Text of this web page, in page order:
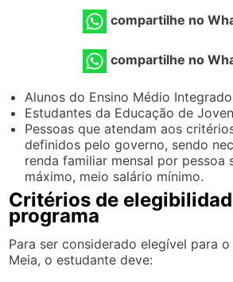
compartilhe no
compartilhe no
Alunos do Ensino Médio
Estudantes da Educação de
Pessoas que atendam aos
definidos pelo governo, sendo
renda familiar mensal por pessoa
máximo, meio salário mínimo.
Critérios de
programa
Para ser considerado elegível para
Meia, o estudante deve: